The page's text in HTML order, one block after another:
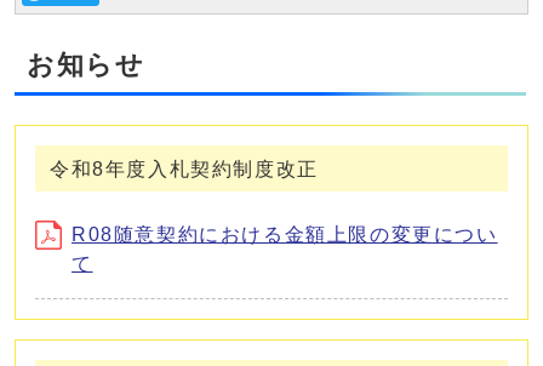
お知らせ
令和8年度入札契約制度改正
R08随意契約における金額上限の変更につい
て